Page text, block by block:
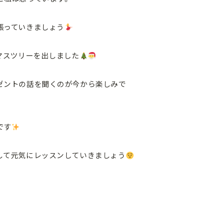
ていきましょう
ツリーを出しました
トの話を聞くのが今から楽しみで
す
元気にレッスンしていきましょう